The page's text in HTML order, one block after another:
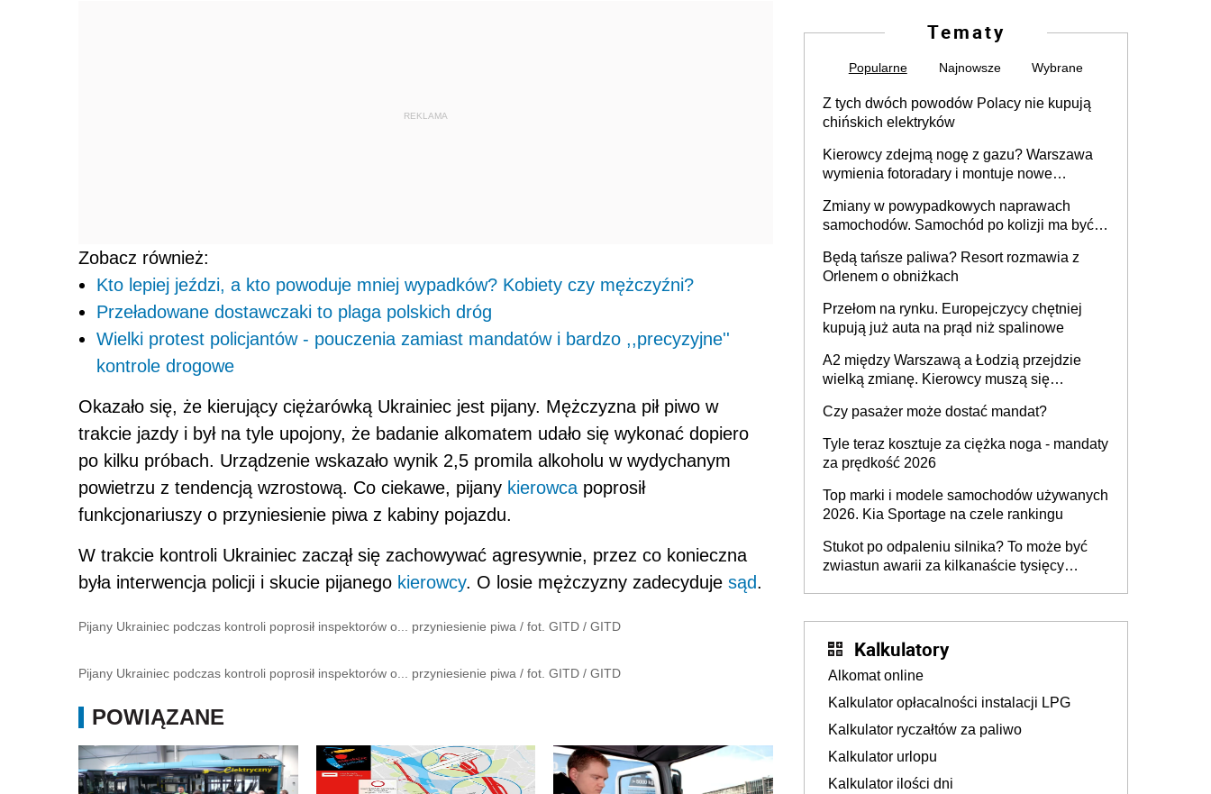
REKLAMA
Zobacz również:
Kto lepiej jeździ, a kto powoduje mniej wypadków? Kobiety czy mężczyźni?
Przeładowane dostawczaki to plaga polskich dróg
Wielki protest policjantów - pouczenia zamiast mandatów i bardzo ,,precyzyjne''
kontrole drogowe
Okazało się, że kierujący ciężarówką Ukrainiec jest pijany. Mężczyzna pił piwo w
trakcie jazdy i był na tyle upojony, że badanie alkomatem udało się wykonać dopiero
po kilku próbach. Urządzenie wskazało wynik 2,5 promila alkoholu w wydychanym
powietrzu z tendencją wzrostową. Co ciekawe, pijany kierowcapoprosił
funkcjonariuszy o przyniesienie piwa z kabiny pojazdu.
W trakcie kontroli Ukrainiec zaczął się zachowywać agresywnie, przez co konieczna
była interwencja policji i skucie pijanego kierowcy. O losie mężczyzny zadecyduje sąd.
Pijany Ukrainiec podczas kontroli poprosił inspektorów o... przyniesienie piwa / fot. GITD / GITD
Pijany Ukrainiec podczas kontroli poprosił inspektorów o... przyniesienie piwa / fot. GITD / GITD
POWIĄZANE
Tematy
Popularne Najnowsze Wybrane
Z tych dwóch powodów Polacy nie kupują
chińskich elektryków
Kierowcy zdejmą nogę z gazu? Warszawa
wymienia fotoradary i montuje nowe
Zmiany w powypadkowych naprawach
samochodów. Samochód po kolizji ma być
technologią producenta
Będą tańsze paliwa? Resort rozmawia z
Orlenem o obniżkach
Przełom na rynku. Europejczycy chętniej
kupują już auta na prąd niż spalinowe
A2 między Warszawą a Łodzią przejdzie
wielką zmianę. Kierowcy muszą się
Czy pasażer może dostać mandat?
Tyle teraz kosztuje za ciężka noga - mandaty
za prędkość 2026
Top marki i modele samochodów używanych
2026. Kia Sportage na czele rankingu
Stukot po odpaleniu silnika? To może być
zwiastun awarii za kilkanaście tysięcy
Kalkulatory
Alkomat online
Kalkulator opłacalności instalacji LPG
Kalkulator ryczałtów za paliwo
Kalkulator urlopu
Kalkulator ilości dni